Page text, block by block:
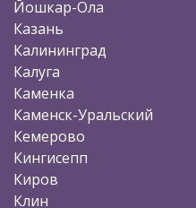
Йошкар-Ола
Казань
Калининград
Калуга
Каменка
Каменск-Уральский
Кемерово
Кингисепп
Киров
Клин